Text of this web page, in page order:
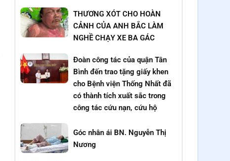
THƯƠNG XÓT CHO HOÀN
CẢNH CỦA ANH BẮC LÀM
NGHỀ CHẠY XE BA GÁC
Đoàn công tác của quận Tân
Bình đến trao tặng giấy khen
cho Bệnh viện Thống Nhất đã
có thành tích xuất sắc trong
công tác cứu nạn, cứu hộ
Góc nhân ái BN. Nguyễn Thị
Nương